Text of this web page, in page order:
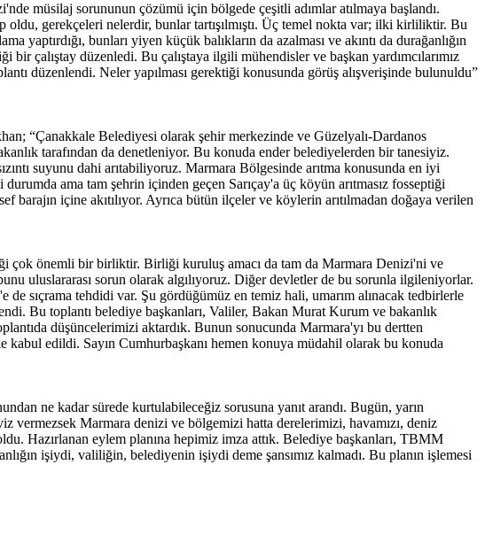
müsilaj sorununun çözümü için bölgede çeşitli adımlar atılmaya başlandı.
gerekçeleri nelerdir, bunlar tartışılmıştı. Üç temel nokta var; ilki kirliliktir. Bu
yaptırdığı, bunları yiyen küçük balıkların da azalması ve akıntı da durağanlığın
çalıştay düzenledi. Bu çalıştaya ilgili mühendisler ve başkan yardımcılarımız
düzenlendi. Neler yapılması gerektiği konusunda görüş alışverişinde bulunuldu”
“Çanakkale Belediyesi olarak şehir merkezinde ve Güzelyalı-Dardanos
tarafından da denetleniyor. Bu konuda ender belediyelerden bir tanesiyiz.
suyunu dahi arıtabiliyoruz. Marmara Bölgesinde arıtma konusunda en iyi
ama tam şehrin içinden geçen Sarıçay'a üç köyün arıtmasız fosseptiği
barajın içine akıtılıyor. Ayrıca bütün ilçeler ve köylerin arıtılmadan doğaya verilen
çok önemli bir birliktir. Birliği kuruluş amacı da tam da Marmara Denizi'ni ve
uluslararası sorun olarak algılıyoruz. Diğer devletler de bu sorunla ilgileniyorlar.
sıçrama tehdidi var. Şu gördüğümüz en temiz hali, umarım alınacak tedbirlerle
Bu toplantı belediye başkanları, Valiler, Bakan Murat Kurum ve bakanlık
düşüncelerimizi aktardık. Bunun sonucunda Marmara'yı bu dertten
kabul edildi. Sayın Cumhurbaşkanı hemen konuya müdahil olarak bu konuda
ne kadar sürede kurtulabileceğiz sorusuna yanıt arandı. Bugün, yarın
vermezsek Marmara denizi ve bölgemizi hatta derelerimizi, havamızı, deniz
Hazırlanan eylem planına hepimiz imza attık. Belediye başkanları, TBMM
işiydi, valiliğin, belediyenin işiydi deme şansımız kalmadı. Bu planın işlemesi